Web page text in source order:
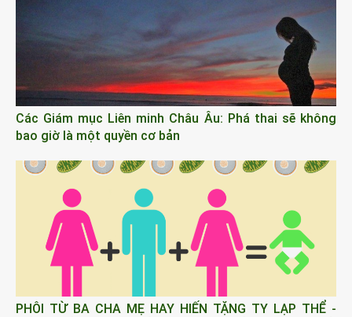
Các Giám mục Liên minh Châu Âu: Phá thai sẽ không
bao giờ là một quyền cơ bản
PHÔI TỪ BA CHA MẸ HAY HIẾN TẶNG TY LẠP THỂ -